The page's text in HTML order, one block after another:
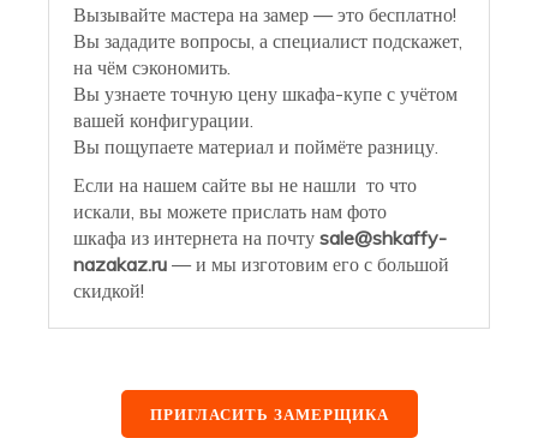
Вызывайте мастера на замер — это бесплатно!
Вы зададите вопросы, а специалист подскажет,
на чём сэкономить.
Вы узнаете точную цену шкафа-купе с учётом
вашей конфигурации.
Вы пощупаете материал и поймёте разницу.
Если на нашем сайте вы не нашли то что
искали, вы можете прислать нам фото
шкафа из интернета на почту sale@shkaffy-
nazakaz.ru — и мы изготовим его с большой
скидкой!
ПРИГЛАСИТЬ ЗАМЕРЩИКА